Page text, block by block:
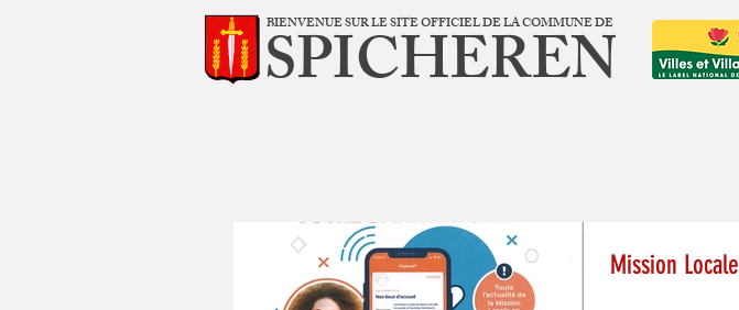
BIENVENUE SUR LE SITE OFFICIEL DE LA COMMUNE DE
SPICHEREN
Mission Locale